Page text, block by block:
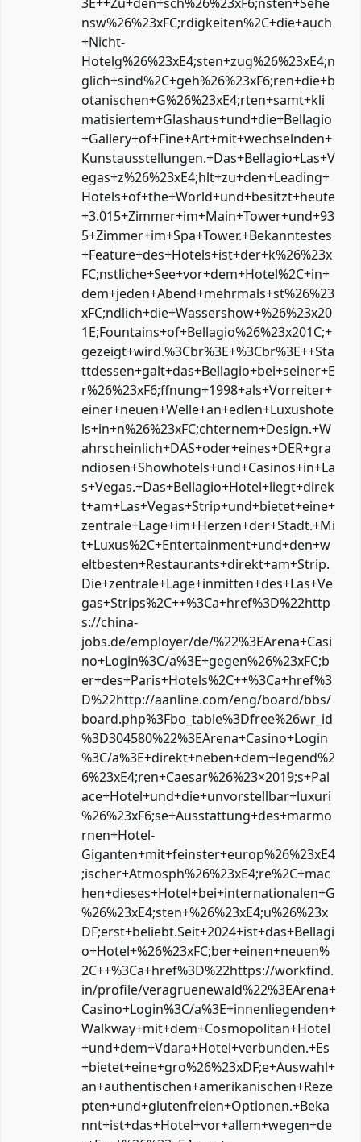
nsw%26%23xFC;rdigkeiten%2C+die+auch
+Nicht-
Hotelg%26%23xE4;sten+zug%26%23xE4;n
glich+sind%2C+geh%26%23xF6;ren+die+b
otanischen+G%26%23xE4;rten+samt+kli
matisiertem+Glashaus+und+die+Bellagio
+Gallery+of+Fine+Art+mit+wechselnden+
Kunstausstellungen.+Das+Bellagio+Las+V
egas+z%26%23xE4;hlt+zu+den+Leading+
Hotels+of+the+World+und+besitzt+heute
+3.015+Zimmer+im+Main+Tower+und+93
5+Zimmer+im+Spa+Tower.+Bekanntestes
+Feature+des+Hotels+ist+der+k%26%23x
FC;nstliche+See+vor+dem+Hotel%2C+in+
dem+jeden+Abend+mehrmals+st%26%23
xFC;ndlich+die+Wassershow+%26%23x20
1E;Fountains+of+Bellagio%26%23x201C;+
gezeigt+wird.%3Cbr%3E+%3Cbr%3E++Sta
ttdessen+galt+das+Bellagio+bei+seiner+E
r%26%23xF6;ffnung+1998+als+Vorreiter+
einer+neuen+Welle+an+edlen+Luxushote
ls+in+n%26%23xFC;chternem+Design.+W
ahrscheinlich+DAS+oder+eines+DER+gra
ndiosen+Showhotels+und+Casinos+in+La
s+Vegas.+Das+Bellagio+Hotel+liegt+direk
t+am+Las+Vegas+Strip+und+bietet+eine+
zentrale+Lage+im+Herzen+der+Stadt.+Mi
t+Luxus%2C+Entertainment+und+den+w
eltbesten+Restaurants+direkt+am+Strip.
Die+zentrale+Lage+inmitten+des+Las+Ve
gas+Strips%2C++%3Ca+href%3D%22http
s://china-
jobs.de/employer/de/%22%3EArena+Casi
no+Login%3C/a%3E+gegen%26%23xFC;b
er+des+Paris+Hotels%2C++%3Ca+href%3
D%22http://aanline.com/eng/board/bbs/
board.php%3Fbo_table%3Dfree%26wr_id
%3D304580%22%3EArena+Casino+Login
%3C/a%3E+direkt+neben+dem+legend%2
6%23xE4;ren+Caesar%26%23×2019;s+Pal
ace+Hotel+und+die+unvorstellbar+luxuri
%26%23xF6;se+Ausstattung+des+marmo
rnen+Hotel-
Giganten+mit+feinster+europ%26%23xE4
;ischer+Atmosph%26%23xE4;re%2C+mac
hen+dieses+Hotel+bei+internationalen+G
%26%23xE4;sten+%26%23xE4;u%26%23x
DF;erst+beliebt.Seit+2024+ist+das+Bellagi
o+Hotel+%26%23xFC;ber+einen+neuen%
2C++%3Ca+href%3D%22https://workfind.
in/profile/veragruenewald%22%3EArena+
Casino+Login%3C/a%3E+innenliegenden+
Walkway+mit+dem+Cosmopolitan+Hotel
+und+dem+Vdara+Hotel+verbunden.+Es
+bietet+eine+gro%26%23xDF;e+Auswahl+
an+authentischen+amerikanischen+Reze
pten+und+glutenfreien+Optionen.+Beka
nnt+ist+das+Hotel+vor+allem+wegen+de